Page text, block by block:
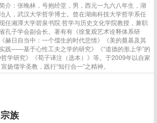
介：张晚林，号抱经堂，男，西元一九六八年生，湖
人，武汉大学哲学博士。曾在湖南科技大学哲学系任
任湘潭大学碧泉书院·哲学与历史文化学院教授，兼职
孔子学会副会长。著有有《徐复观艺术诠释体系研
赫日自当中：一个儒生的时代悲情》《美的奠基及其
践——基于心性工夫之学的研究》《“道德的形上学”的
学研究》《荀子译注（选本）》等。于2009年以自家
扬儒学圣教，践行“知行合一”之精神。
族